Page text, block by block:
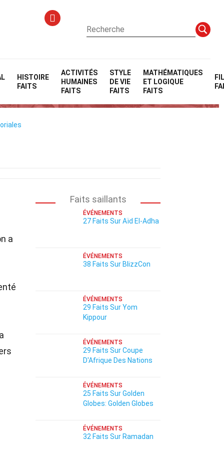
HISTOIRE
FAITS
ACTIVITÉS
HUMAINES
FAITS
STYLE
DE VIE
FAITS
MATHÉMATIQUES
ET LOGIQUE
FAITS
a
Faits saillants
ÉVÉNEMENTS
27 Faits Sur Aïd El-Adha
ÉVÉNEMENTS
38 Faits Sur BlizzCon
ÉVÉNEMENTS
29 Faits Sur Yom
Kippour
ÉVÉNEMENTS
29 Faits Sur Coupe
D'Afrique Des Nations
ÉVÉNEMENTS
25 Faits Sur Golden
Globes: Golden Globes
ÉVÉNEMENTS
32 Faits Sur Ramadan